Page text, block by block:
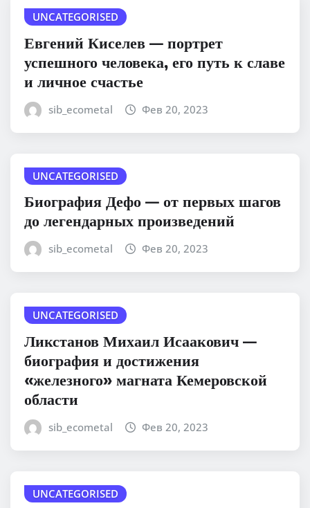
UNCATEGORISED
Евгений Киселев — портрет
успешного человека, его путь к славе
и личное счастье
sib_ecometal Фев 20, 2023
UNCATEGORISED
Биография Дефо — от первых шагов
до легендарных произведений
sib_ecometal Фев 20, 2023
UNCATEGORISED
Ликстанов Михаил Исаакович —
биография и достижения
«железного» магната Кемеровской
области
sib_ecometal Фев 20, 2023
UNCATEGORISED